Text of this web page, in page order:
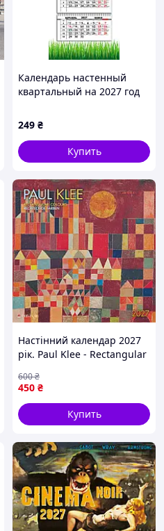
Календарь настенный
квартальный на 2027 год
год Козы, символ года
Коза, 29,7х61см , 116 вид
249 ₴
Купить
Настінний календар 2027
рік. Paul Klee - Rectangular
450 ₴
600₴
Купить